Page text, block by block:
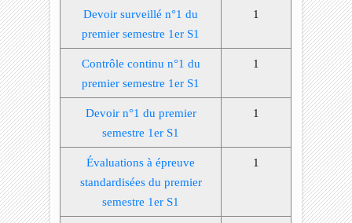
Devoir surveillé n°1 du
premier semestre 1er S1
1
Contrôle continu n°1 du
premier semestre 1er S1
1
Devoir n°1 du premier
semestre 1er S1
1
Évaluations à épreuve
standardisées du premier
semestre 1er S1
1